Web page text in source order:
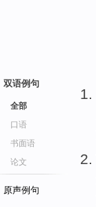
双语例句
全部
口语
书面语
论文
原声例句